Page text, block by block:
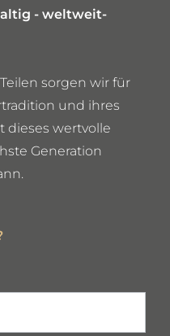
- weltweit-
sorgen wir für
und ihres
dieses wertvolle
Generation